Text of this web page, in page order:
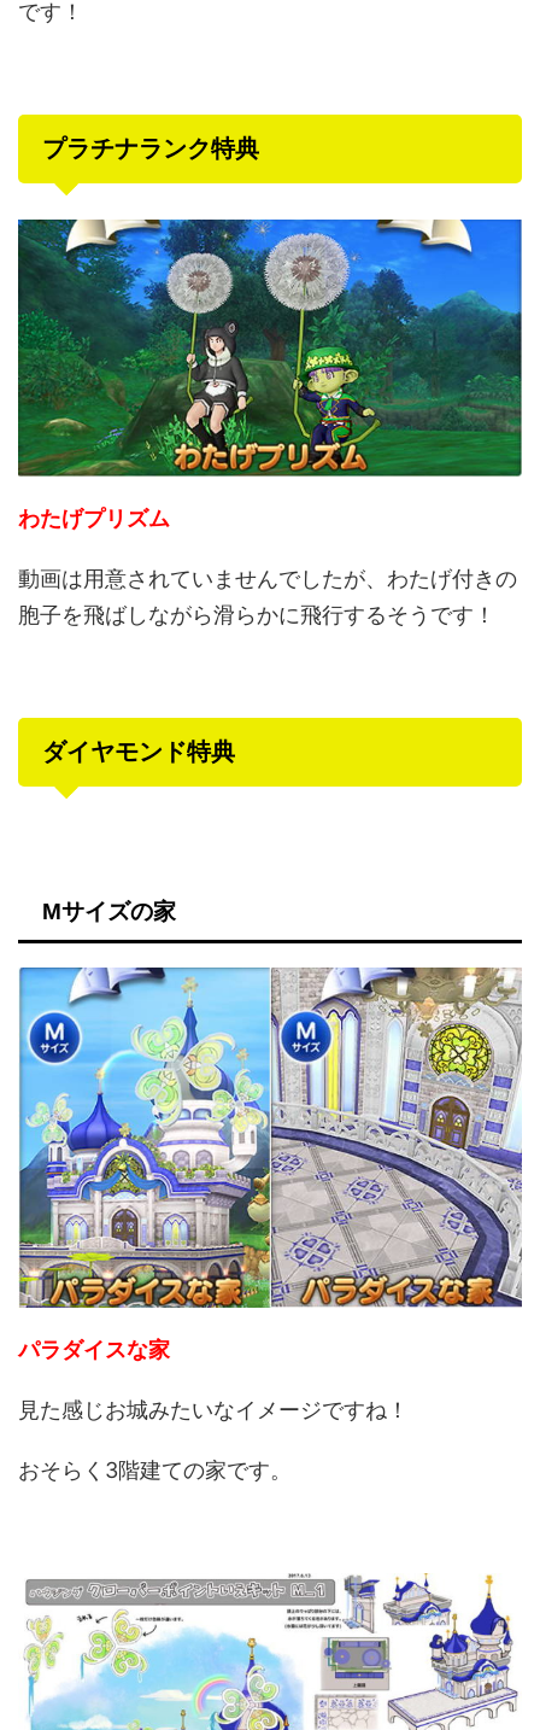
です！
プラチナランク特典
わたげプリズム
動画は用意されていませんでしたが、わたげ付きの
胞子を飛ばしながら滑らかに飛行するそうです！
ダイヤモンド特典
Mサイズの家
パラダイスな家
見た感じお城みたいなイメージですね！
おそらく3階建ての家です。